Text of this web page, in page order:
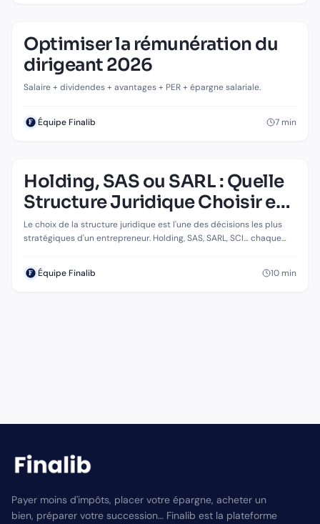
Optimiser la rémunération du
dirigeant 2026
Salaire + dividendes + avantages + PER + épargne salariale.
Équipe Finalib 7min
Holding, SAS ou SARL : Quelle
Structure Juridique Choisir en
2026 ?
Le choix de la structure juridique est l'une des décisions les plus
stratégiques d'un entrepreneur. Holding, SAS, SARL, SCI… chaque
Voici le guide complet pour faire le bon choix.
Équipe Finalib 10min
Payer moins d'impôts, placer votre épargne, acheter un
bien, préparer votre succession… Finalib est la plateforme